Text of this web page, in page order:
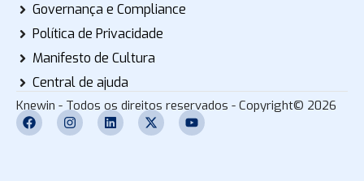
Governança e Compliance
Política de Privacidade
Manifesto de Cultura
Central de ajuda
Knewin - Todos os direitos reservados - Copyright© 2026